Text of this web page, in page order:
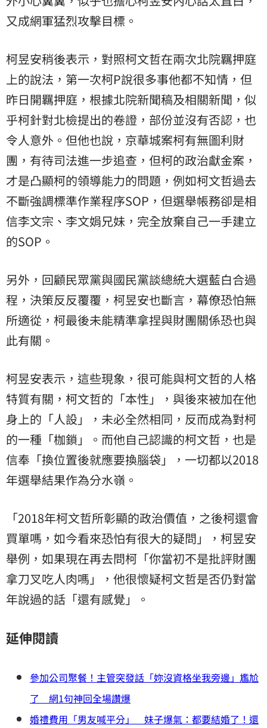
又成網軍猛烈攻擊目標。
柯昱安稍後表示，對照柯文哲在兩次北院羈押庭
上的說法，第一次柯P說很多事他都不知情，但
昨日開羈押庭，根據北院新聞稿及相關新聞，似
乎柯針對北檢提出的卷證，部份並沒有否認，也
令人意外。但他也說，京華城案柯有無圖利財
團，有待司法進一步追查，但柯的政治獻金案，
才是凸顯柯的領導能力的問題，例如柯文哲過去
不斷強調標準作業程序SOP，但選舉帳務卻是相
信李文宗、李文娟兄妹，完全放棄自己一手建立
的SOP。
另外，回顧民眾黨與國民黨談總統大選藍白合過
程，決策反反覆覆，柯昱安也斷言，幕僚恐怕無
所適從，柯最後未能精準拿捏與財團關係恐也與
此有關。
柯昱安表示，這些現象，很可能與柯文哲的人格
特質有關，柯文哲的「本性」，與後來被加在他
身上的「人設」，未必全然相同，反而成為對柯
的一種「枷鎖」。而他自己認識的柯文哲，也是
信奉「換位置後就應要換腦袋」，一切都以2018
年選舉結果作為分水嶺。
「2018年柯文哲所彰顯的政治價值，之後柯還會
買單嗎，如今看來恐怕有很大的疑問」，柯昱安
舉例，如果現在再去問柯「你當初不是批評財團
拿刀叉吃人肉嗎」，他很懷疑柯文哲是否仍對當
年說過的話「還有感覺」。
延伸閱讀
參加公司聚餐！主管突發話「妳沒資格坐我旁邊」尷尬
了 網1句神回全場讚爆
婚禮費用「男友喊平分」 妹子爆氣：都要結婚了！還